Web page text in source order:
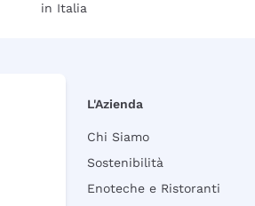
in Italia
L'Azienda
Chi Siamo
Sostenibilità
Enoteche e Ristoranti